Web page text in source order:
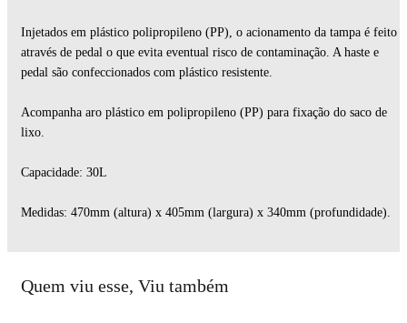
Injetados em plástico polipropileno (PP), o acionamento da tampa é feito
através de pedal o que evita eventual risco de contaminação. A haste e
pedal são confeccionados com plástico resistente.
Acompanha aro plástico em polipropileno (PP) para fixação do saco de
lixo.
Capacidade: 30L
Medidas: 470mm (altura) x 405mm (largura) x 340mm (profundidade).
Quem viu esse, Viu também